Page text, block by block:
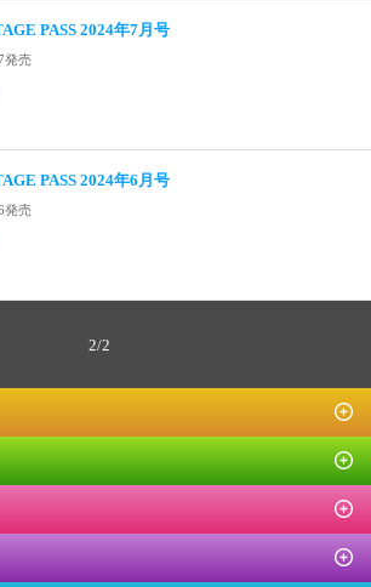
PASS 2024年7月号
発売
PASS 2024年6月号
発売
2/2